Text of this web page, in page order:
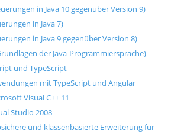
in Java 10 gegenüber Version 9)
in Java 7)
in Java 9 gegenüber Version 8)
der Java-Programmiersprache)
und TypeScript
mit TypeScript und Angular
Visual C++ 11
Studio 2008
und klassenbasierte Erweiterung für